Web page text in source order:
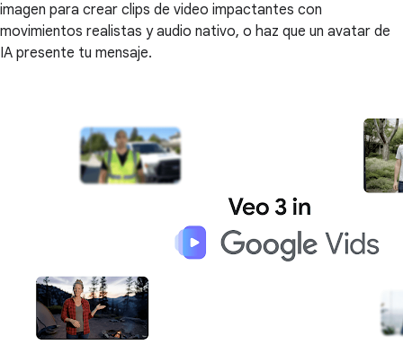
imagen para crear clips de video impactantes con
movimientos realistas y audio nativo, o haz que un avatar de
IA presente tu mensaje.